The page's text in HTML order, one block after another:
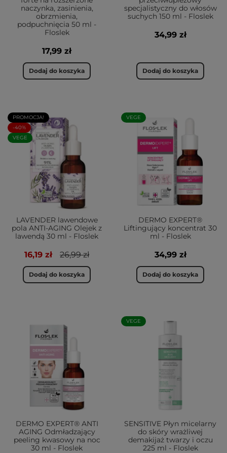
naczynka, zasinienia,
obrzmienia,
podpuchnięcia 50 ml -
Floslek
17,99 zł
Dodaj do koszyka
specjalistyczny do włosów
suchych 150 ml - Floslek
34,99 zł
Dodaj do koszyka
PROMOCJA!
-40%
VEGE
LAVENDER lawendowe
pola ANTI-AGING Olejek z
lawendą 30 ml - Floslek
16,19 zł 26,99 zł
Dodaj do koszyka
VEGE
DERMO EXPERT®
Liftingujący koncentrat 30
ml - Floslek
34,99 zł
Dodaj do koszyka
DERMO EXPERT® ANTI
AGING Odmładzający
peeling kwasowy na noc
30 ml - Floslek
VEGE
SENSITIVE Płyn micelarny
do skóry wrażliwej
demakijaż twarzy i oczu
225 ml - Floslek